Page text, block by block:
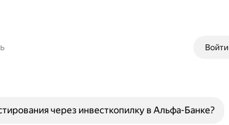
Войти
через инвесткопилку в Альфа-Банке?